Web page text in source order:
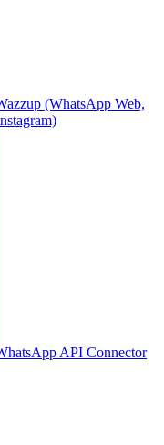
(WhatsApp Web,
API Connector